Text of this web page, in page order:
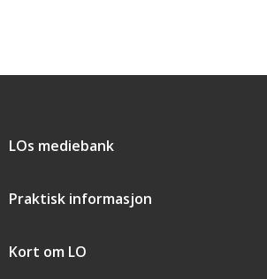
Snarveier
LOs mediebank
Praktisk informasjon
Kort om LO